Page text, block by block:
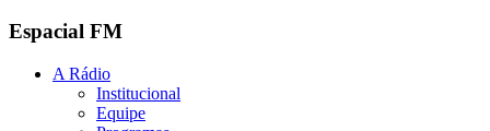
Espacial FM
A Rádio
Institucional
Equipe